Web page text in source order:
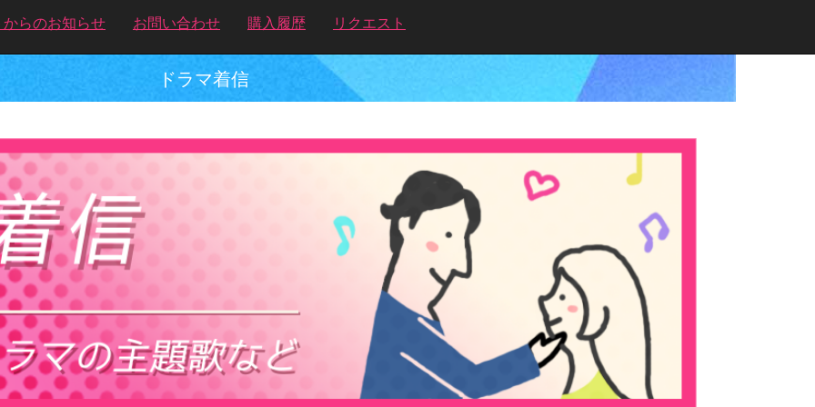
らのお知らせ お問い合わせ 購入履歴 リクエスト
ドラマ着信